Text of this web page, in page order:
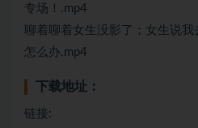
专场！.mp4
聊着聊着女生没影了；女生说我
怎么办.mp4
下载地址：
链接: